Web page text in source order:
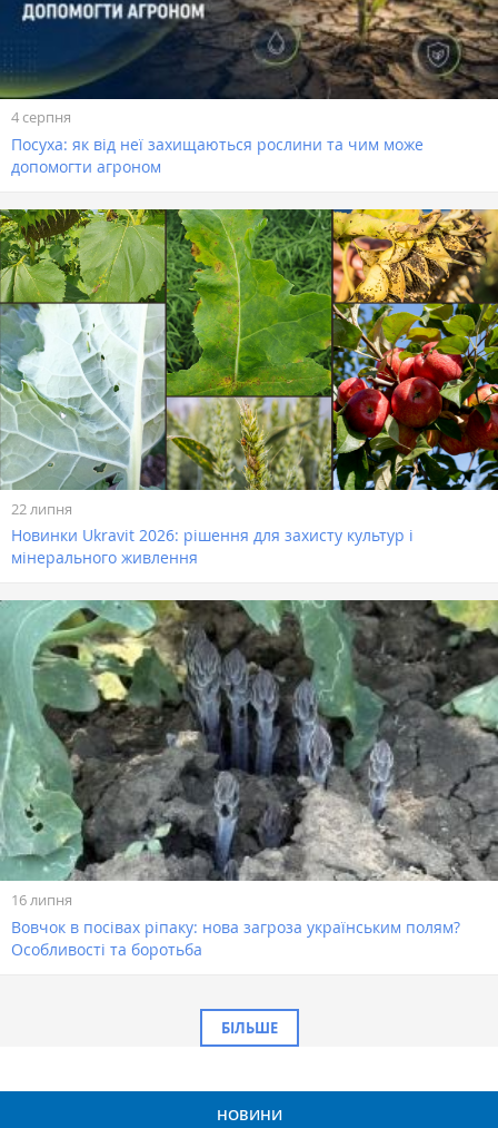
4 серпня
Посуха: як від неї захищаються рослини та чим може
допомогти агроном
22 липня
Новинки Ukravit 2026: рішення для захисту культур і
мінерального живлення
16 липня
Вовчок в посівах ріпаку: нова загроза українським полям?
Особливості та боротьба
БІЛЬШЕ
НОВИНИ